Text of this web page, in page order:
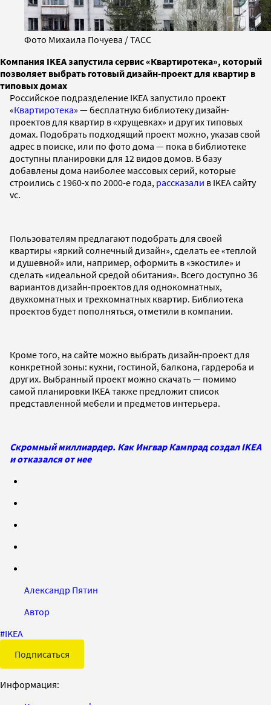
Фото Михаила Почуева / ТАСС
Компания IKEA запустила сервис «Квартиротека», который
позволяет выбрать готовый дизайн-проект для квартир в
типовых домах
Российское подразделение IKEA запустило проект
«Квартиротека» — бесплатную библиотеку дизайн-
проектов для квартир в «хрущевках» и других типовых
домах. Подобрать подходящий проект можно, указав свой
адрес в поиске, или по фото дома — пока в библиотеке
доступны планировки для 12 видов домов. В базу
добавлены дома наиболее массовых серий, которые
строились с 1960-х по 2000-е года, рассказали в IKEA сайту
vc.
Пользователям предлагают подобрать для своей
квартиры «яркий солнечный дизайн», сделать ее «теплой
и душевной» или, например, оформить в «экостиле» и
сделать «идеальной средой обитания». Всего доступно 36
вариантов дизайн-проектов для однокомнатных,
двухкомнатных и трехкомнатных квартир. Библиотека
проектов будет пополняться, отметили в компании.
Кроме того, на сайте можно выбрать дизайн-проект для
конкретной зоны: кухни, гостиной, балкона, гардероба и
других. Выбранный проект можно скачать — помимо
самой планировки IKEA также предложит список
представленной мебели и предметов интерьера.
Скромный миллиардер. Как Ингвар Кампрад создал IKEA
и отказался от нее
Александр Пятин
Автор
#IKEA
Подписаться
Информация: